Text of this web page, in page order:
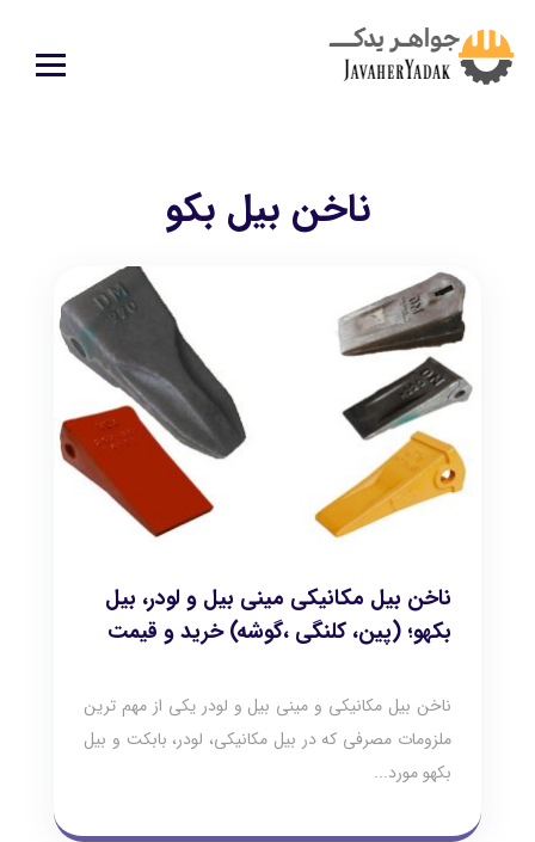
ناخن بیل بکو
ناخن بیل مکانیکی مینی بیل و لودر، بیل
بکهو؛ (پین، کلنگی ،گوشه) خرید و قیمت
ناخن بیل مکانیکی و مینی بیل و لودر یکی از مهم ترین
ملزومات مصرفی که در بیل مکانیکی، لودر، بابکت و بیل
بکهو مورد...